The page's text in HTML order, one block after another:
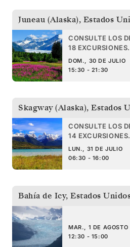
Juneau (Alaska), Estados
CONSULTE LOS
18 EXCURSIONES.
DOM., 30 DE JULIO
15:30 - 21:30
Skagway (Alaska), Estados
CONSULTE LOS
14 EXCURSIONES.
LUN., 31 DE JULIO
06:30 - 16:00
Bahía de Icy, Estados
MAR., 1 DE AGOSTO
12:30 - 15:00